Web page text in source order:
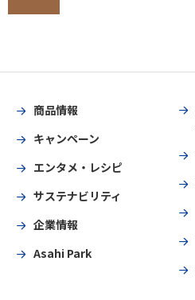
商品情報
キャンペーン
エンタメ・レシピ
サステナビリティ
企業情報
Asahi Park